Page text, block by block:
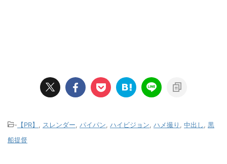
- 【PR】 スレンダー パイパン ハイビジョン ハメ撮り 中出し
黒
船提督